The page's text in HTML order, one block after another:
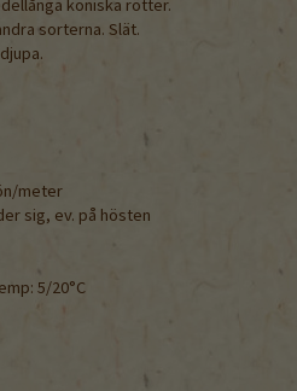
sorterna. Slät.
meter
sig, ev. på hösten
5/20°C